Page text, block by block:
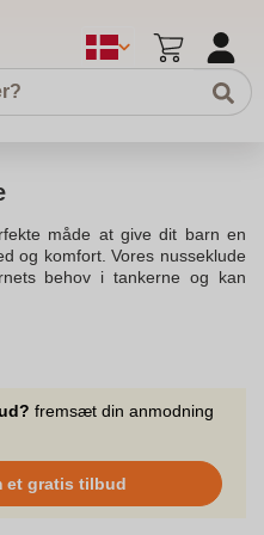
måde at give dit barn en
og komfort. Vores nusseklude
behov i tankerne og kan
er lavet af myteddy,
putteklud til dit barns
som en dåbsgave eller til
dit barns navn og dato.
sikkerhed. De fleste kan
øjeblikke. Du kan tage et
og personlig nusseklud fra
fremsæt din anmodning
et gratis tilbud